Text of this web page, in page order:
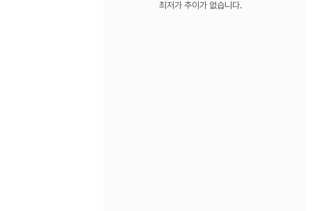
최저가 추이가 없습니다.